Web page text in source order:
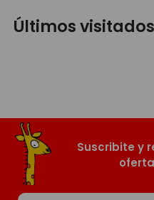
Últimos visitados
Suscribite y